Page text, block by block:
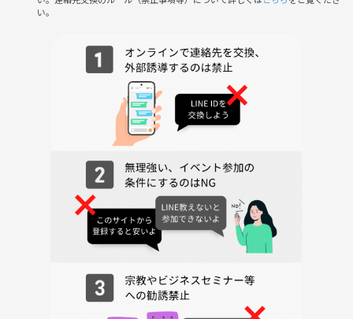
♦️ 申し込み方法 ♦️
♦️ 主催者プロフィール① ♦️
⭐️特徴：初心者向け落語も可
⭐️備考：9月21日に真打昇進予定
32歳から落語の道に入り、現在活躍中の落語家さんです✨
落語をもっと多くの方に知ってほしい、寄席や落語の世界に興味を持っ
てほしい、という想いを持って活動されています。
今回は「落語を聴いて終わり」ではなく、
その後に一緒に飲みながら交流できる形にも前向きにご協力いただいて
い。